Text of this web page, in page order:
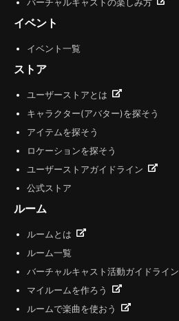
バーチャルキャストの楽しみ方
イベント
イベント一覧
ストア
ユーザーストアとは
キャラクター(アバター)を探そう
アイテムを探そう
ロケーションを探そう
ユーザーストアガイドライン
公式ストア
ルーム
ルームとは
ルーム一覧
バーチャルキャスト活動ガイドライン
マイルームを作ろう
ルームで楽曲を使おう